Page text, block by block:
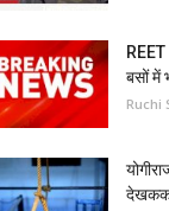
बसों में
Ruchi